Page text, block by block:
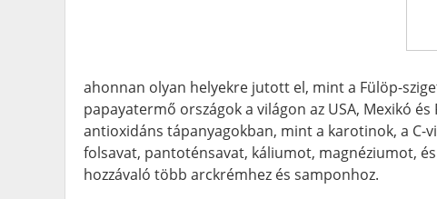
ahonnan olyan helyekre jutott el, mint a Fülöp-
papayatermő országok a világon az USA, Mexikó
antioxidáns tápanyagokban, mint a karotinok, a C-
folsavat, pantoténsavat, káliumot, magnéziumot,
hozzávaló több arckrémhez és samponhoz.